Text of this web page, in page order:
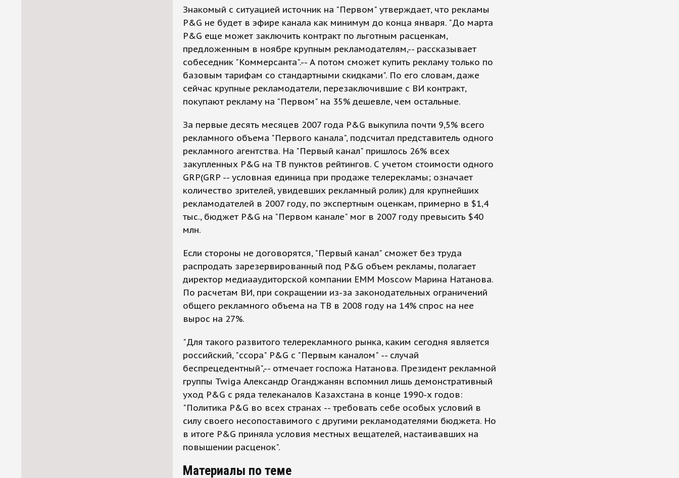
Знакомый с ситуацией источник на "Первом" утверждает, что рекламы
P&G не будет в эфире канала как минимум до конца января. "До марта
P&G еще может заключить контракт по льготным расценкам,
предложенным в ноябре крупным рекламодателям,-- рассказывает
собеседник "Коммерсанта".-- А потом сможет купить рекламу только по
базовым тарифам со стандартными скидками". По его словам, даже
сейчас крупные рекламодатели, перезаключившие с ВИ контракт,
покупают рекламу на "Первом" на 35% дешевле, чем остальные.
За первые десять месяцев 2007 года P&G выкупила почти 9,5% всего
рекламного объема "Первого канала", подсчитал представитель одного
рекламного агентства. На "Первый канал" пришлось 26% всех
закупленных P&G на ТВ пунктов рейтингов. С учетом стоимости одного
GRP(GRP -- условная единица при продаже телерекламы; означает
количество зрителей, увидевших рекламный ролик) для крупнейших
рекламодателей в 2007 году, по экспертным оценкам, примерно в $1,4
тыс., бюджет P&G на "Первом канале" мог в 2007 году превысить $40
млн.
Если стороны не договорятся, "Первый канал" сможет без труда
распродать зарезервированный под P&G объем рекламы, полагает
директор медиааудиторской компании EMM Moscow Марина Натанова.
По расчетам ВИ, при сокращении из-за законодательных ограничений
общего рекламного объема на ТВ в 2008 году на 14% спрос на нее
вырос на 27%.
"Для такого развитого телерекламного рынка, каким сегодня является
российский, "ссора" P&G с "Первым каналом" -- случай
беспрецедентный",-- отмечает госпожа Натанова. Президент рекламной
группы Twiga Александр Оганджанян вспомнил лишь демонстративный
уход P&G с ряда телеканалов Казахстана в конце 1990-х годов:
"Политика P&G во всех странах -- требовать себе особых условий в
силу своего несопоставимого с другими рекламодателями бюджета. Но
в итоге P&G приняла условия местных вещателей, настаивавших на
повышении расценок".
Материалы по теме